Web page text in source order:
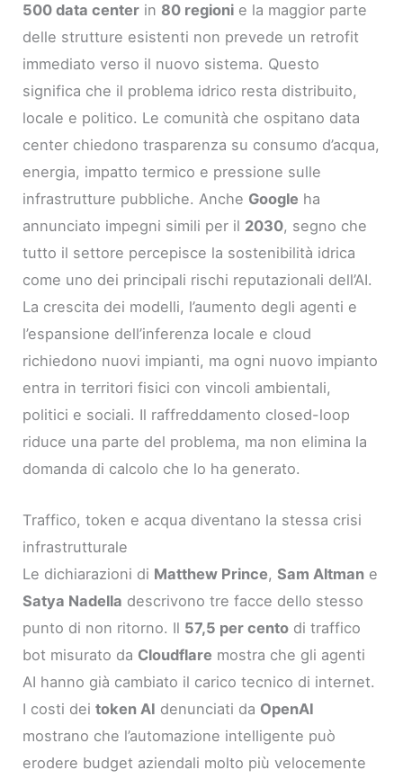
500 data center in 80 regioni e la maggior parte
delle strutture esistenti non prevede un retrofit
immediato verso il nuovo sistema. Questo
significa che il problema idrico resta distribuito,
locale e politico. Le comunità che ospitano data
center chiedono trasparenza su consumo d’acqua,
energia, impatto termico e pressione sulle
infrastrutture pubbliche. Anche Google ha
annunciato impegni simili per il 2030, segno che
tutto il settore percepisce la sostenibilità idrica
come uno dei principali rischi reputazionali dell’AI.
La crescita dei modelli, l’aumento degli agenti e
l’espansione dell’inferenza locale e cloud
richiedono nuovi impianti, ma ogni nuovo impianto
entra in territori fisici con vincoli ambientali,
politici e sociali. Il raffreddamento closed-loop
riduce una parte del problema, ma non elimina la
domanda di calcolo che lo ha generato.
Traffico, token e acqua diventano la stessa crisi
infrastrutturale
Le dichiarazioni di Matthew Prince,Sam Altman e
Satya Nadella descrivono tre facce dello stesso
punto di non ritorno. Il 57,5 per cento di traffico
bot misurato da Cloudflare mostra che gli agenti
AI hanno già cambiato il carico tecnico di internet.
I costi deitoken AI denunciati da OpenAI
mostrano che l’automazione intelligente può
erodere budget aziendali molto più velocemente